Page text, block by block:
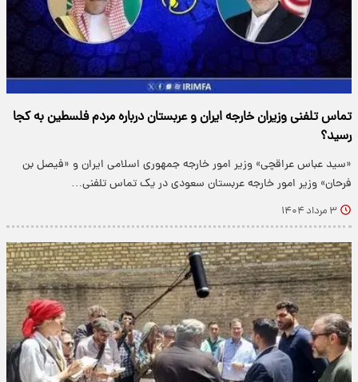
تماس تلفنی وزیران خارجه ایران و عربستان درباره مردم فلسطین به کجا
رسید؟
«سید عباس عراقچی» وزیر امور خارجه جمهوری اسلامی ایران و «فیصل بن
فرحان» وزیر امور خارجه عربستان سعودی در یک تماس تلفنی…
۳ مرداد ۱۴۰۴